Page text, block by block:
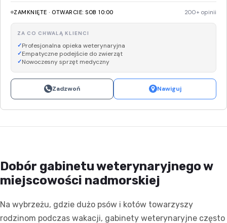
ZAMKNIĘTE · OTWARCIE: SOB 10:00 200+ opinii
ZA CO CHWALĄ KLIENCI
Profesjonalna opieka weterynaryjna
Empatyczne podejście do zwierząt
Nowoczesny sprzęt medyczny
Zadzwoń Nawiguj
Dobór gabinetu weterynaryjnego w
miejscowości nadmorskiej
Na wybrzeżu, gdzie dużo psów i kotów towarzyszy
rodzinom podczas wakacji, gabinety weterynaryjne często